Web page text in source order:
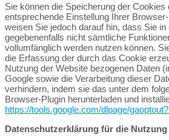
Sie können die Speicherung der Cookies
entsprechende Einstellung Ihrer
weisen Sie jedoch darauf hin, dass Sie in
gegebenenfalls nicht sämtliche
vollumfänglich werden nutzen können.
die Erfassung der durch das Cookie
Nutzung der Website bezogenen Daten
Google sowie die Verarbeitung dieser
verhindern, indem sie das unter dem
Browser-Plugin herunterladen und
https://tools.google.com/dlpage/
Datenschutzerklärung für die